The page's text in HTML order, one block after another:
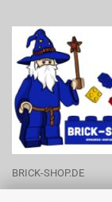
BRICK-SHOP.DE